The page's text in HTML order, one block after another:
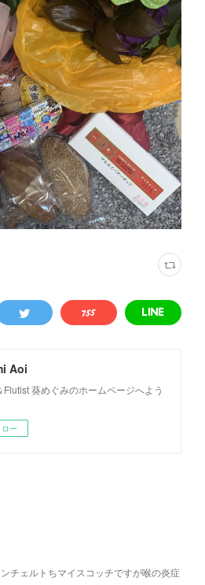
Aoi
葵めぐみのホームページへよう
ー
チェルトちマイスコッチですが喉の炎症